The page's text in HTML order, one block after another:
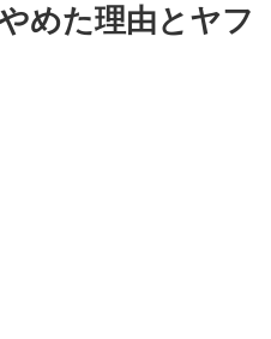
めた理由とヤフ